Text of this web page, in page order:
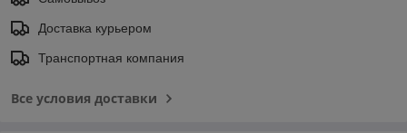
Доставка курьером
Транспортная компания
Все условия доставки